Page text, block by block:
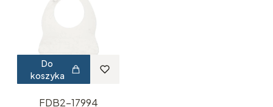
Do
koszyka
FDB2-17994